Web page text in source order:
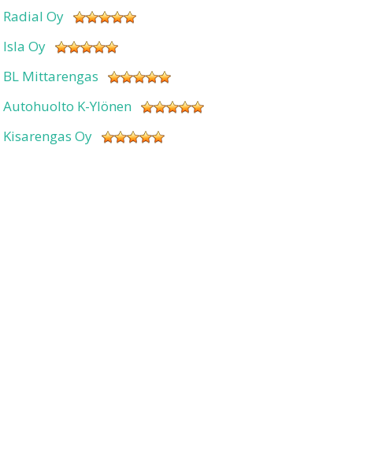
Radial Oy
Isla Oy
BL Mittarengas
Autohuolto K-Ylönen
Kisarengas Oy